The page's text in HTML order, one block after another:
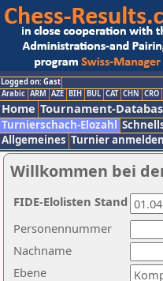
Logged on: Gast
Arabic ARM AZE BIH BUL CAT CHN CRO
Home Tournament-
Turnierschach-Elozahl
Allgemeines Turnier
Willkommen bei
Nachname
Ebene
Personennummer
FIDE-Elolisten Stand